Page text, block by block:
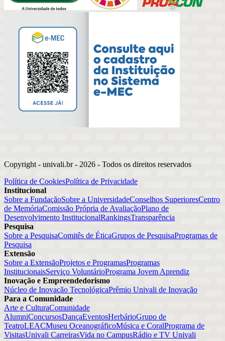
Copyright - univali.br - 2026 - Todos os direitos reservados
Política de CookiesPolítica de Privacidade
Institucional
Sobre a FundaçãoSobre a UniversidadeConselhos SuperioresCentro
de MemóriaComissão Própria de AvaliaçãoPlano de
Desenvolvimento InstitucionalRankingsTransparência
Pesquisa
Sobre a PesquisaComitês de ÉticaGrupos de PesquisaProgramas de
Pesquisa
Extensão
Sobre a ExtensãoProjetos e ProgramasProgramas
InstitucionaisServiço VoluntárioPrograma Jovem Aprendiz
Inovação e Empreendedorismo
Núcleo de Inovação TecnológicaPrêmio Univali de Inovação
Para a Comunidade
Arte e CulturaComunidade
AlumniConcursosDançaEventosHerbárioGrupo de
TeatroLEACMuseu OceanográficoMúsica e CoralPrograma de
VisitasUnivali CarreirasVida no CampusRádio e TV Univali